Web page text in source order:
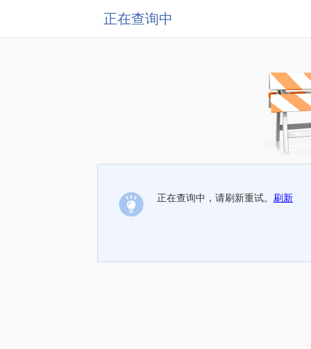
正在查询中
正在查询中，请刷新重试。 刷新